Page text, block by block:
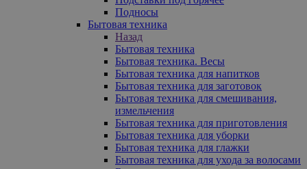
Подносы
Бытовая техника
Назад
Бытовая техника
Бытовая техника. Весы
Бытовая техника для напитков
Бытовая техника для заготовок
Бытовая техника для смешивания,
измельчения
Бытовая техника для приготовления
Бытовая техника для уборки
Бытовая техника для глажки
Бытовая техника для ухода за волосами